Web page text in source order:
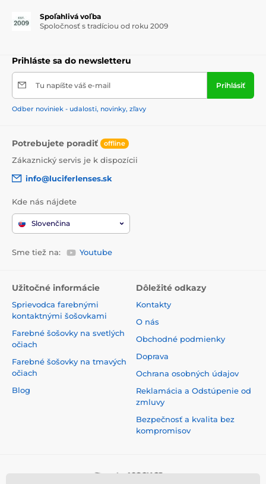
Spoľahlivá voľba
Spoločnosť s tradíciou od roku 2009
Prihláste sa do newsletteru
Tu napíšte váš e-mail Prihlásiť
Odber noviniek - udalosti, novinky, zľavy
Potrebujete poradiť offline
Zákaznický servis je k dispozícii
info@luciferlenses.sk
Kde nás nájdete
Slovenčina
Sme tiež na: Youtube
Užitočné informácie
Sprievodca farebnými
kontaktnými šošovkami
Farebné šošovky na svetlých
očiach
Farebné šošovky na tmavých
očiach
Blog
Dôležité odkazy
Kontakty
O nás
Obchodné podmienky
Doprava
Ochrana osobných údajov
Reklamácia a Odstúpenie od
zmluvy
Bezpečnosť a kvalita bez
kompromisov